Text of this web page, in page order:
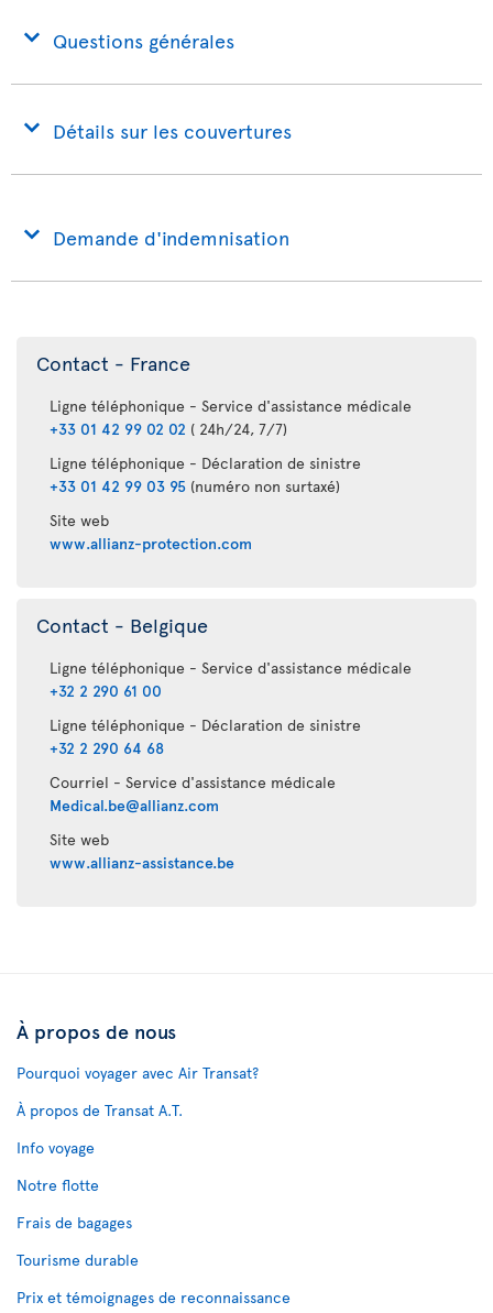
Questions générales
Détails sur les couvertures
Demande d'indemnisation
Contact - France
Ligne téléphonique - Service d'assistance médicale
+33 01 42 99 02 02 ( 24h/24, 7/7)
Ligne téléphonique - Déclaration de sinistre
+33 01 42 99 03 95(numéro non surtaxé)
Site web
www.allianz-protection.com
Contact - Belgique
Ligne téléphonique - Service d'assistance médicale
+32 2 290 61 00
Ligne téléphonique - Déclaration de sinistre
+32 2 290 64 68
Courriel - Service d'assistance médicale
Medical.be@allianz.com
Site web
www.allianz-assistance.be
À propos de nous
Pourquoi voyager avec Air Transat?
À propos de Transat A.T.
Info voyage
Notre flotte
Frais de bagages
Tourisme durable
Prix et témoignages de reconnaissance